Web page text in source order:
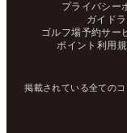
プライバシー
ガイド
ゴルフ場予約サー
ポイント利用
掲載されている全ての